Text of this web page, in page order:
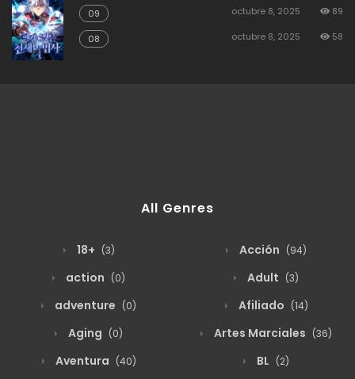
09 octubre 8, 2025 89
08 octubre 8, 2025 58
All Genres
18+ (3) Acción (94)
action (0) Adult (3)
adventure (0) Afiliado (14)
Aging (0) Artes Marciales (36)
Aventura (40) BL (2)